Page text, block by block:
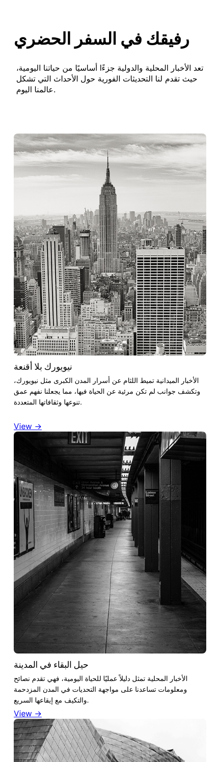
رفيقك في السفر الحضري
تعد الأخبار المحلية والدولية جزءًا أساسيًا من حياتنا اليومية،
حيث تقدم لنا التحديثات الفورية حول الأحداث التي تشكل
عالمنا اليوم.
نيويورك بلا أقنعة
الأخبار الميدانية تميط اللثام عن أسرار المدن الكبرى مثل نيويورك،
وتكشف جوانب لم تكن مرئية عن الحياة فيها، مما يجعلنا نفهم عمق
تنوعها وثقافاتها المتعددة.
View →
حيل البقاء في المدينة
الأخبار المحلية تمثل دليلاً عمليًا للحياة اليومية، فهي تقدم نصائح
ومعلومات تساعدنا على مواجهة التحديات في المدن المزدحمة
والتكيف مع إيقاعها السريع.
View →